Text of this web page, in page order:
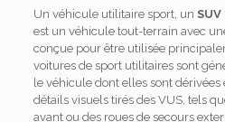
Un véhicule utilitaire sport, un SUV
est un véhicule tout-terrain avec
conçue pour être utilisée
voitures de sport utilitaires sont
le véhicule dont elles sont
détails visuels tirés des VUS, tels
avant ou des roues de secours